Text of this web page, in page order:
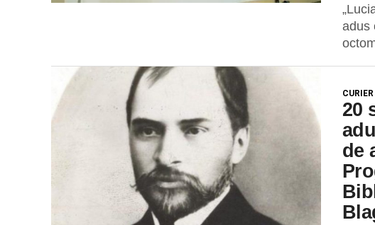
adus
20
de